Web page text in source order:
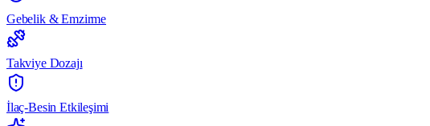
Gebelik & Emzirme
Takviye Dozajı
İlaç-Besin Etkileşimi